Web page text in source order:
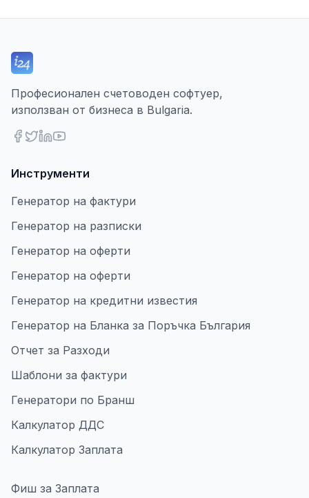
Професионален счетоводен софтуер,
използван от бизнеса в Bulgaria.
Инструменти
Генератор на фактури
Генератор на разписки
Генератор на оферти
Генератор на оферти
Генератор на кредитни известия
Генератор на Бланка за Поръчка България
Отчет за Разходи
Шаблони за фактури
Генератори по Бранш
Калкулатор ДДС
Калкулатор Заплата
Фиш за Заплата